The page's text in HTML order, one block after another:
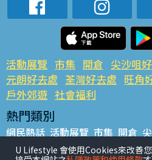
活動展覽 市集 開倉 尖沙咀
元朗好去處 荃灣好去處 旺角
戶外郊遊 社會福利
熱門類別
網民熱話 活動展覽 市集 開倉
銅鑼灣好去處 元朗好去處 荃灣
U Lifestyle 會使用Cookies來改善